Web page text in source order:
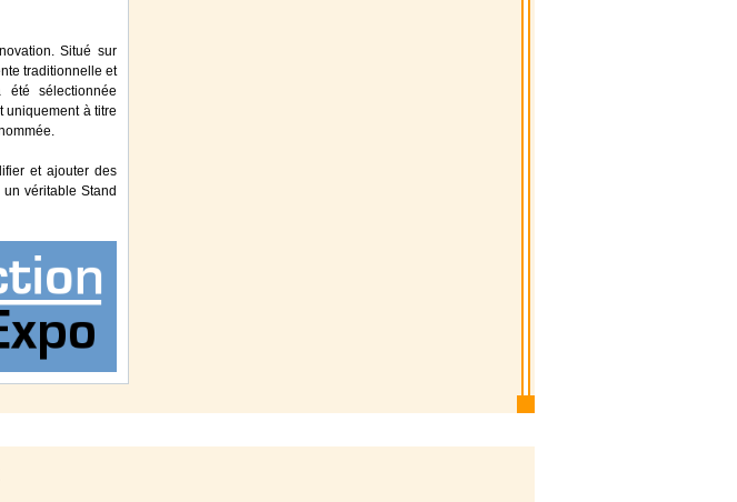
Situé sur
traditionnelle et
été sélectionnée
uniquement à titre
et ajouter des
véritable Stand